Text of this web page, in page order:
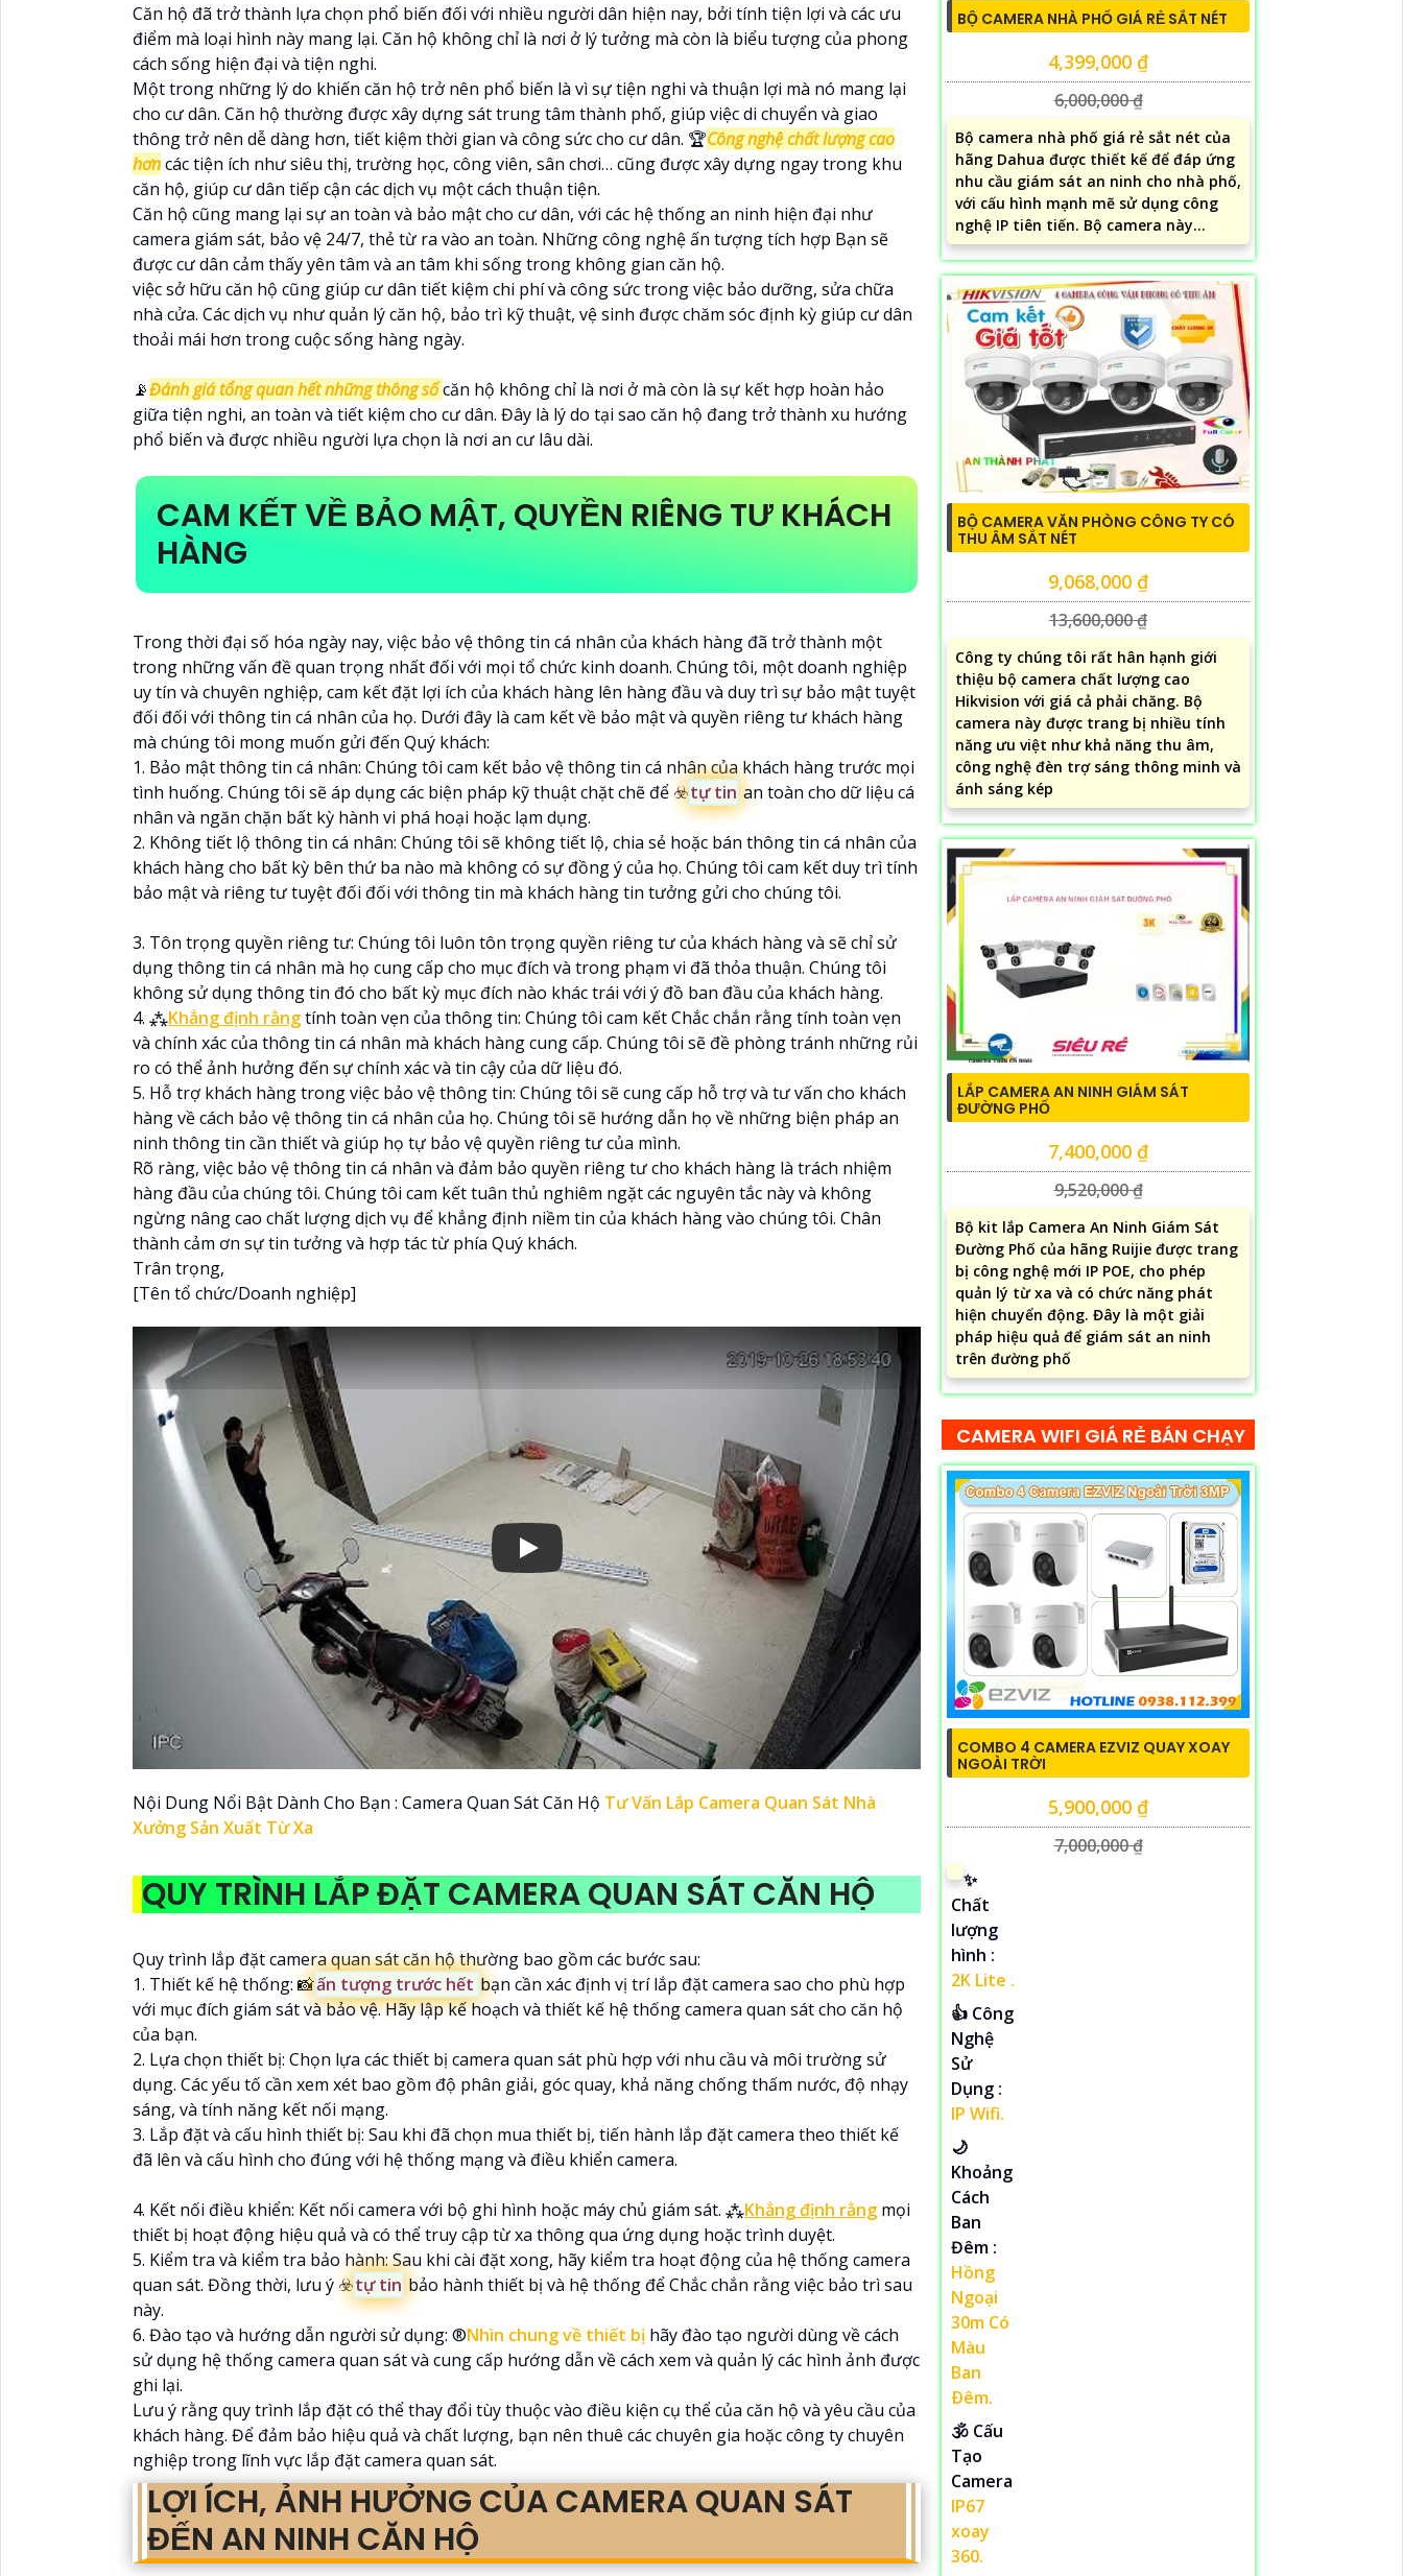
Căn hộ đã trở thành lựa chọn phổ biến đối với nhiều người dân hiện nay, bởi tính tiện lợi và các ưu
điểm mà loại hình này mang lại. Căn hộ không chỉ là nơi ở lý tưởng mà còn là biểu tượng của phong
cách sống hiện đại và tiện nghi.
Một trong những lý do khiến căn hộ trở nên phổ biến là vì sự tiện nghi và thuận lợi mà nó mang lại
cho cư dân. Căn hộ thường được xây dựng sát trung tâm thành phố, giúp việc di chuyển và giao
thông trở nên dễ dàng hơn, tiết kiệm thời gian và công sức cho cư dân. ️🏆Công nghệ chất lượng cao
hơncác tiện ích như siêu thị, trường học, công viên, sân chơi… cũng được xây dựng ngay trong khu
căn hộ, giúp cư dân tiếp cận các dịch vụ một cách thuận tiện.
Căn hộ cũng mang lại sự an toàn và bảo mật cho cư dân, với các hệ thống an ninh hiện đại như
camera giám sát, bảo vệ 24/7, thẻ từ ra vào an toàn. Những công nghệ ấn tượng tích hợp Bạn sẽ
được cư dân cảm thấy yên tâm và an tâm khi sống trong không gian căn hộ.
việc sở hữu căn hộ cũng giúp cư dân tiết kiệm chi phí và công sức trong việc bảo dưỡng, sửa chữa
nhà cửa. Các dịch vụ như quản lý căn hộ, bảo trì kỹ thuật, vệ sinh được chăm sóc định kỳ giúp cư dân
thoải mái hơn trong cuộc sống hàng ngày.
📡Đánh giá tổng quan hết những thông sốcăn hộ không chỉ là nơi ở mà còn là sự kết hợp hoàn hảo
giữa tiện nghi, an toàn và tiết kiệm cho cư dân. Đây là lý do tại sao căn hộ đang trở thành xu hướng
phổ biến và được nhiều người lựa chọn là nơi an cư lâu dài.
CAM KẾT VỀ BẢO MẬT, QUYỀN RIÊNG TƯ KHÁCH
HÀNG
Trong thời đại số hóa ngày nay, việc bảo vệ thông tin cá nhân của khách hàng đã trở thành một
trong những vấn đề quan trọng nhất đối với mọi tổ chức kinh doanh. Chúng tôi, một doanh nghiệp
uy tín và chuyên nghiệp, cam kết đặt lợi ích của khách hàng lên hàng đầu và duy trì sự bảo mật tuyệt
đối đối với thông tin cá nhân của họ. Dưới đây là cam kết về bảo mật và quyền riêng tư khách hàng
mà chúng tôi mong muốn gửi đến Quý khách:
1. Bảo mật thông tin cá nhân: Chúng tôi cam kết bảo vệ thông tin cá nhân của khách hàng trước mọi
tình huống. Chúng tôi sẽ áp dụng các biện pháp kỹ thuật chặt chẽ để ☣️tự tin an toàn cho dữ liệu cá
nhân và ngăn chặn bất kỳ hành vi phá hoại hoặc lạm dụng.
2. Không tiết lộ thông tin cá nhân: Chúng tôi sẽ không tiết lộ, chia sẻ hoặc bán thông tin cá nhân của
khách hàng cho bất kỳ bên thứ ba nào mà không có sự đồng ý của họ. Chúng tôi cam kết duy trì tính
bảo mật và riêng tư tuyệt đối đối với thông tin mà khách hàng tin tưởng gửi cho chúng tôi.
3. Tôn trọng quyền riêng tư: Chúng tôi luôn tôn trọng quyền riêng tư của khách hàng và sẽ chỉ sử
dụng thông tin cá nhân mà họ cung cấp cho mục đích và trong phạm vi đã thỏa thuận. Chúng tôi
không sử dụng thông tin đó cho bất kỳ mục đích nào khác trái với ý đồ ban đầu của khách hàng.
4. ⁂Khẳng định rằngtính toàn vẹn của thông tin: Chúng tôi cam kết Chắc chắn rằng tính toàn vẹn
và chính xác của thông tin cá nhân mà khách hàng cung cấp. Chúng tôi sẽ đề phòng tránh những rủi
ro có thể ảnh hưởng đến sự chính xác và tin cậy của dữ liệu đó.
5. Hỗ trợ khách hàng trong việc bảo vệ thông tin: Chúng tôi sẽ cung cấp hỗ trợ và tư vấn cho khách
hàng về cách bảo vệ thông tin cá nhân của họ. Chúng tôi sẽ hướng dẫn họ về những biện pháp an
ninh thông tin cần thiết và giúp họ tự bảo vệ quyền riêng tư của mình.
Rõ ràng, việc bảo vệ thông tin cá nhân và đảm bảo quyền riêng tư cho khách hàng là trách nhiệm
hàng đầu của chúng tôi. Chúng tôi cam kết tuân thủ nghiêm ngặt các nguyên tắc này và không
ngừng nâng cao chất lượng dịch vụ để khẳng định niềm tin của khách hàng vào chúng tôi. Chân
thành cảm ơn sự tin tưởng và hợp tác từ phía Quý khách.
Trân trọng,
[Tên tổ chức/Doanh nghiệp]
Xem video Camera Quan Sát Căn Hộ
Nội Dung Nổi Bật Dành Cho Bạn : Camera Quan Sát Căn Hộ Tư Vấn Lắp Camera Quan Sát Nhà
Xưởng Sản Xuất Từ Xa
QUY TRÌNH LẮP ĐẶT CAMERA QUAN SÁT CĂN HỘ
Quy trình lắp đặt camera quan sát căn hộ thường bao gồm các bước sau:
1. Thiết kế hệ thống: 📸ấn tượng trước hết bạn cần xác định vị trí lắp đặt camera sao cho phù hợp
với mục đích giám sát và bảo vệ. Hãy lập kế hoạch và thiết kế hệ thống camera quan sát cho căn hộ
của bạn.
2. Lựa chọn thiết bị: Chọn lựa các thiết bị camera quan sát phù hợp với nhu cầu và môi trường sử
dụng. Các yếu tố cần xem xét bao gồm độ phân giải, góc quay, khả năng chống thấm nước, độ nhạy
sáng, và tính năng kết nối mạng.
3. Lắp đặt và cấu hình thiết bị: Sau khi đã chọn mua thiết bị, tiến hành lắp đặt camera theo thiết kế
đã lên và cấu hình cho đúng với hệ thống mạng và điều khiển camera.
4. Kết nối điều khiển: Kết nối camera với bộ ghi hình hoặc máy chủ giám sát. ⁂Khẳng định rằng mọi
thiết bị hoạt động hiệu quả và có thể truy cập từ xa thông qua ứng dụng hoặc trình duyệt.
5. Kiểm tra và kiểm tra bảo hành: Sau khi cài đặt xong, hãy kiểm tra hoạt động của hệ thống camera
quan sát. Đồng thời, lưu ý ☣️tự tin bảo hành thiết bị và hệ thống để Chắc chắn rằng việc bảo trì sau
này.
6. Đào tạo và hướng dẫn người sử dụng: ®️Nhìn chung về thiết bị hãy đào tạo người dùng về cách
sử dụng hệ thống camera quan sát và cung cấp hướng dẫn về cách xem và quản lý các hình ảnh được
ghi lại.
Lưu ý rằng quy trình lắp đặt có thể thay đổi tùy thuộc vào điều kiện cụ thể của căn hộ và yêu cầu của
khách hàng. Để đảm bảo hiệu quả và chất lượng, bạn nên thuê các chuyên gia hoặc công ty chuyên
nghiệp trong lĩnh vực lắp đặt camera quan sát.
LỢI ÍCH, ẢNH HƯỞNG CỦA CAMERA QUAN SÁT
ĐẾN AN NINH CĂN HỘ
BỘ CAMERA NHÀ PHỐ GIÁ RẺ SẮT NÉT
4,399,000 ₫
6,000,000 ₫
Bộ camera nhà phố giá rẻ sắt nét của
hãng Dahua được thiết kế để đáp ứng
nhu cầu giám sát an ninh cho nhà phố,
với cấu hình mạnh mẽ sử dụng công
nghệ IP tiên tiến. Bộ camera này...
BỘ CAMERA VĂN PHÒNG CÔNG TY CÓ
THU ÂM SẮT NÉT
9,068,000 ₫
13,600,000 ₫
Công ty chúng tôi rất hân hạnh giới
thiệu bộ camera chất lượng cao
Hikvision với giá cả phải chăng. Bộ
camera này được trang bị nhiều tính
năng ưu việt như khả năng thu âm,
công nghệ đèn trợ sáng thông minh và
ánh sáng kép
LẮP CAMERA AN NINH GIÁM SÁT
ĐƯỜNG PHỐ
7,400,000 ₫
9,520,000 ₫
Bộ kit lắp Camera An Ninh Giám Sát
Đường Phố của hãng Ruijie được trang
bị công nghệ mới IP POE, cho phép
quản lý từ xa và có chức năng phát
hiện chuyển động. Đây là một giải
pháp hiệu quả để giám sát an ninh
trên đường phố
CAMERA WIFI GIÁ RẺ BÁN CHẠY
COMBO 4 CAMERA EZVIZ QUAY XOAY
NGOÀI TRỜI
5,900,000 ₫
7,000,000 ₫
✨
Chất
lượng
hình :
2K Lite .
👍 Công
Nghệ
Sử
Dụng :
IP Wifi.
🌙
Khoảng
Cách
Ban
Đêm :
Hồng
Ngoại
30m Có
Màu
Ban
Ðêm.
🕉️ Cấu
Tạo
Camera
IP67
xoay
360.